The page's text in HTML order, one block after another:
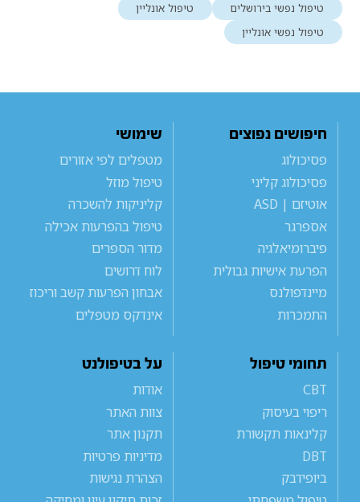
טיפול נפשי בירושלים
טיפול אונליין
טיפול נפשי אונליין
חיפושים נפוצים
פסיכולוג
פסיכולוג קליני
אוטיזם | ASD
אספרגר
פיברומיאלגיה
הפרעת אישיות גבולית
מיינדפולנס
התמכרות
שימושי
מטפלים לפי אזורים
טיפול מוזל
קליניקות להשכרה
טיפול בהפרעות אכילה
מדור הספרים
לוח דרושים
אבחון הפרעות קשב וריכוז
אינדקס מטפלים
תחומי טיפול
CBT
ריפוי בעיסוק
קלינאות תקשורת
DBT
ביופידבק
על בטיפולנט
אודות
צוות האתר
תקנון אתר
מדיניות פרטיות
הצהרת נגישות